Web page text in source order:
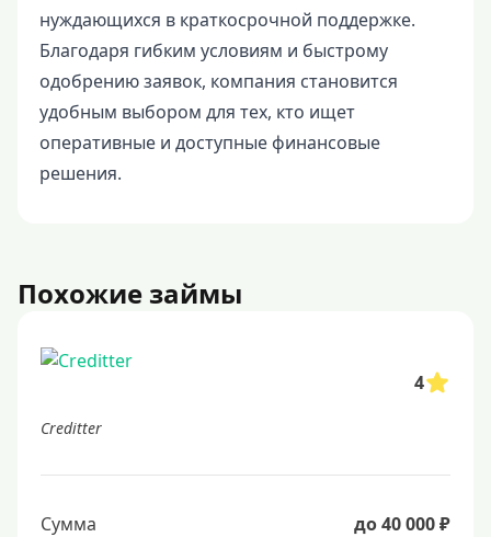
нуждающихся в краткосрочной поддержке.
Благодаря гибким условиям и быстрому
одобрению заявок, компания становится
удобным выбором для тех, кто ищет
оперативные и доступные финансовые
решения.
Похожие займы
4
Creditter
Сумма
до 40 000 ₽